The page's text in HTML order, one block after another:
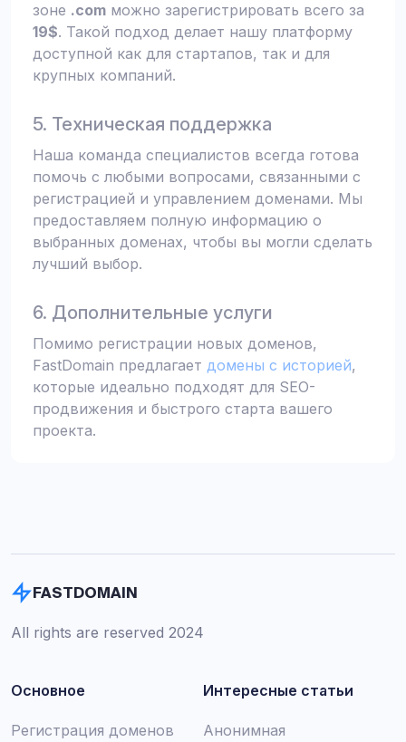
зоне .com можно зарегистрировать всего за
19$. Такой подход делает нашу платформу
доступной как для стартапов, так и для
крупных компаний.
5. Техническая поддержка
Наша команда специалистов всегда готова
помочь с любыми вопросами, связанными с
регистрацией и управлением доменами. Мы
предоставляем полную информацию о
выбранных доменах, чтобы вы могли сделать
лучший выбор.
6. Дополнительные услуги
Помимо регистрации новых доменов,
FastDomain предлагает домены с историей,
которые идеально подходят для SEO-
продвижения и быстрого старта вашего
проекта.
FASTDOMAIN
All rights are reserved 2024
Основное
Регистрация доменов
Интересные статьи
Анонимная